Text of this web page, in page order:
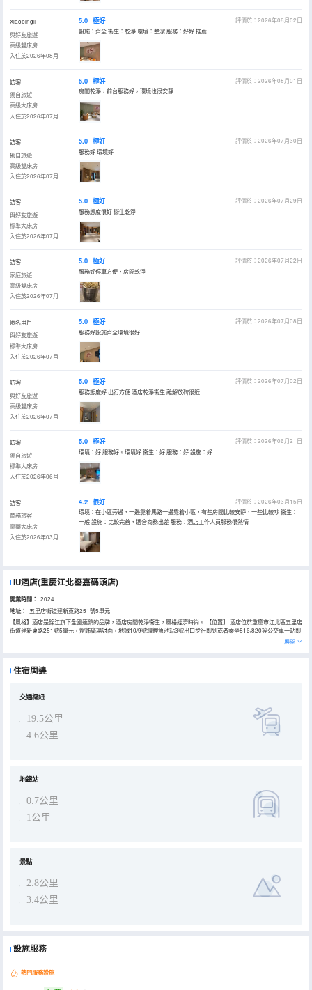
Xiaobingli
與好友旅遊
高級雙床房
入住於2026年08月
5.0 極好
評價於：2026年08月02日
設施：齊全 衞生：乾淨 環境：整潔 服務：好好 推薦
訪客
獨自旅遊
高級大床房
入住於2026年07月
5.0 極好
評價於：2026年08月01日
房間乾淨，前台服務好，環境也很安靜
訪客
獨自旅遊
高級雙床房
入住於2026年07月
5.0 極好
評價於：2026年07月30日
服務好 環境好
訪客
與好友旅遊
標準大床房
入住於2026年07月
5.0 極好
評價於：2026年07月29日
服務態度很好 衞生乾淨
訪客
家庭旅遊
高級雙床房
入住於2026年07月
5.0 極好
評價於：2026年07月22日
服務好停車方便，房間乾淨
匿名用戶
與好友旅遊
標準大床房
入住於2026年07月
5.0 極好
評價於：2026年07月08日
服務好設施齊全環境很好
訪客
與好友旅遊
高級雙床房
入住於2026年07月
5.0 極好
評價於：2026年07月02日
服務態度好 出行方便 酒店乾淨衞生 離解放碑很近
訪客
獨自旅遊
標準大床房
入住於2026年06月
5.0 極好
評價於：2026年06月21日
環境：好 服務好。環境好 衞生：好 服務：好 設施：好
訪客
商務旅客
豪華大床房
入住於2026年03月
4.2 很好
評價於：2026年03月15日
環境：在小區旁邊，一邊靠着馬路一邊靠着小區，有些房間比較安靜，一些比較吵 衞生：
一般 設施：比較完善，適合商務出差 服務：酒店工作人員服務很熱情
IU酒店(重慶江北鎏嘉碼頭店)
開業時間： 2024
地址：
五里店街道建新東路251號5單元
【風格】酒店是錦江旗下全國連鎖的品牌，酒店房間乾淨衞生，風格經濟時尚。 【位置】 酒店位於重慶市江北區五里店
街道建新東路251號5單元，燈飾廣場對面，地鐵10/9號線鯉魚池站3號出口步行即到或者乘坐816/820等公交車一站即
達（五里店 華廈眼科站下車）。 【配套】 酒店附近交通便利，酒店設有棋牌套房、影音房、早餐廳、洗衣房等設施，
房間寬敞明亮，部分房間為落地飄窗，更有wifi讓您可以暢遊網絡世界，舒適的席夢思床墊讓您體驗深度睡眠服務，專
慶北站：10號線鯉魚池站直達 約20分鐘 江北機場：10號線鯉魚池站直達 約30分鐘 重慶西站：10號線鯉魚池站轉環線
50分鐘。
展開
住宿周邊
交通樞紐
19.5公里
4.6公里
地鐵站
0.7公里
1公里
景點
2.8公里
3.4公里
設施服務
熱門服務設施